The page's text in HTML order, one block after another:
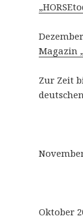
Magazin
Zur Zeit
Oktober